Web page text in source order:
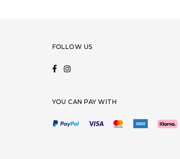
FOLLOW US
YOU CAN PAY WITH